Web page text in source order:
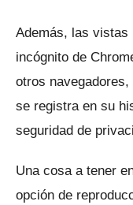
Además, las vistas
incógnito de
otros
se registra en su
seguridad de
Una cosa a tener
opción de